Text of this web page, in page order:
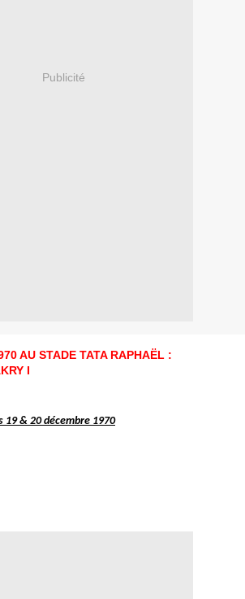
Publicité
AU STADE TATA RAPHAËL :
I
19 & 20 décembre 1970